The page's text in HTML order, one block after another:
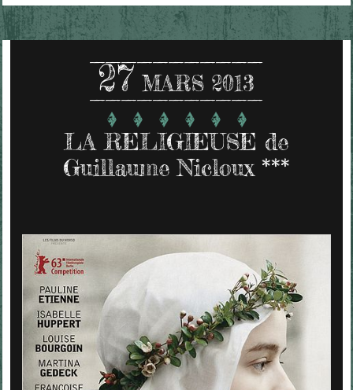
27 MARS 2013
LA RELIGIEUSE de
Guillaume Nicloux ***